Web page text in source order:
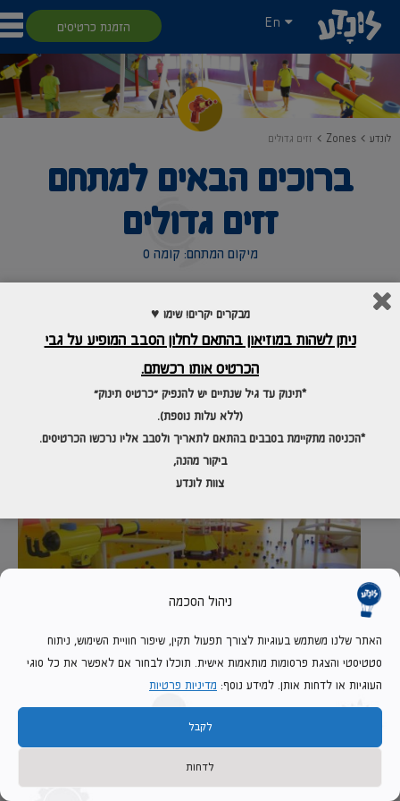
ניהול הסכמה
האתר שלנו משתמש בעוגיות לצורך תפעול תקין, שיפור חוויית השימוש, ניתוח
סטטיסטי והצגת פרסומות מותאמות אישית. תוכלו לבחור אם לאפשר את כל סוגי
העוגיות או לדחות אותן. למידע נוסף: מדיניות פרטיות
לקבל
לדחות
En הזמנת כרטיסים
לונדע Zones זזים גדולים
ברוכים הבאים למתחם
זזים גדולים
מיקום המתחם: קומה 0
מטרת המרחב זזים גדולים היא ללמדנו כי אימון מוביל לשיפור ביצועים. מרחב זה
מאפשר לשפר את יכולת התגובה שלנו באתגרים שונים נגד הזמן כיחידים וכקבוצה.
כל אחד מגיב במהירות שונה לאתגרים שונים. יש שיצטיינו בהזנקה מושלמת, אחרים
יעשו את מסלול הלייזר ללא פסילות ואחרים יצליחו לקלוע לסל המרכזי בדיוק רב
ובמהירות רבה. גורמים נוספים שיכולים להוביל לשיפור בביצועים הם ריכוז גבוה,
עבודת צוות ומיקוד במטרה
עידוד משוב ושיפור ביצועים
מבקרים יקרים! שימו ♥
ניתן לשהות במוזיאון בהתאם לחלון הסבב המופיע על גבי
הכרטיס אותו רכשתם.
*תינוק עד גיל שנתיים יש להנפיק "כרטיס תינוק"
(ללא עלות נוספת).
*הכניסה מתקיימת בסבבים בהתאם לתאריךולסבב אליו נרכשו הכרטיסים.
ביקור מהנה,
צוות לונדע